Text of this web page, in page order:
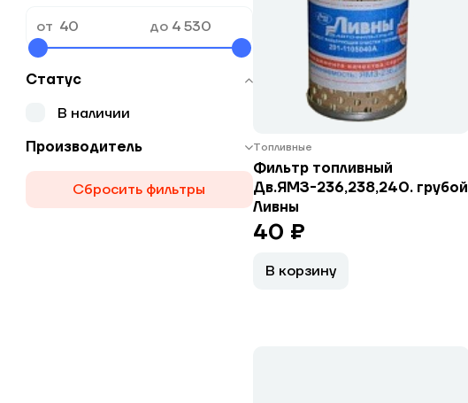
от до
Статус
В наличии
Производитель
Сбросить фильтры
Топливные
Фильтр топливный
Дв.ЯМЗ-236,238,240. грубой
Ливны
40 ₽
В корзину